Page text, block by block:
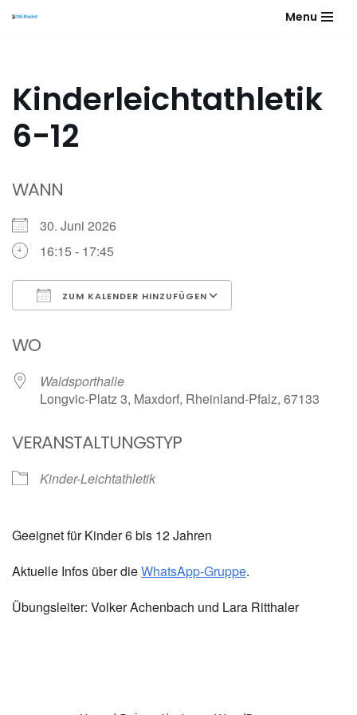
Menu
Kinderleichtathletik
6-12
WANN
30. Juni 2026
16:15 - 17:45
ZUM KALENDER HINZUFÜGEN
WO
Waldsporthalle
Longvic-Platz 3, Maxdorf, Rheinland-Pfalz, 67133
VERANSTALTUNGSTYP
Kinder-Leichtathletik
Geeignet für Kinder 6 bis 12 Jahren
Aktuelle Infos über dieWhatsApp-Gruppe.
Übungsleiter: Volker Achenbach und Lara Ritthaler